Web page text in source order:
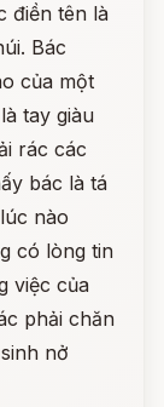
điền tên là
Bác
của một
tay giàu
rác các
bác là tá
nào
có lòng tin
việc của
phải chăn
nở